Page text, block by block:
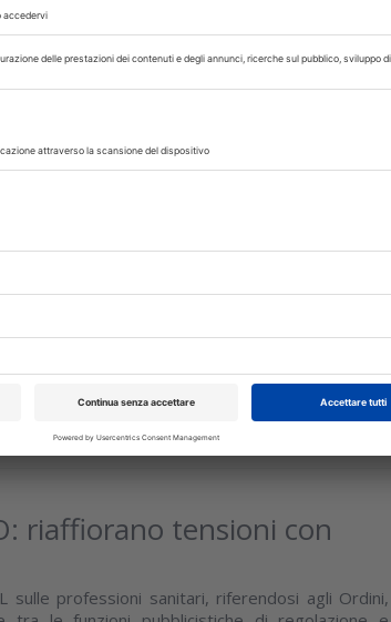
un documento con criticità e proposte
fenomeno che coinvolge oltre 200mila persone.
Nazionale...
Nazionale
delle prestazioni odontoiatriche,
del Codice deontologico, i prossimi corsi
riaffiorano tensioni con
sulle professioni sanitari, riferendosi agli Ordini,